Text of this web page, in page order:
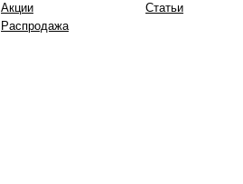
Акции
Распродажа
Статьи